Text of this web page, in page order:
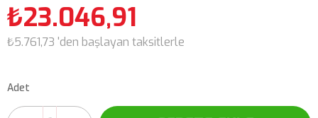
₺23.046,91
₺5.761,73 'den başlayan taksitlerle
Adet